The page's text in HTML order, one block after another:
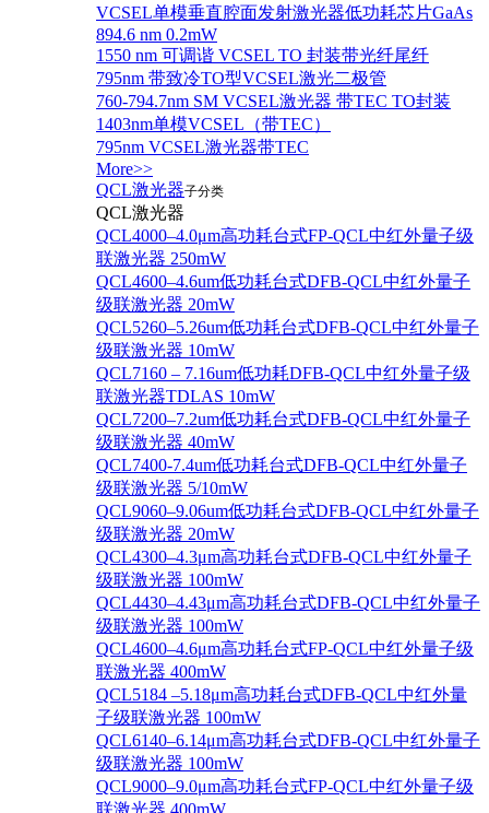
VCSEL单模垂直腔面发射激光器低功耗芯片GaAs
894.6 nm 0.2mW
1550 nm 可调谐 VCSEL TO 封装带光纤尾纤
795nm 带致冷TO型VCSEL激光二极管
760-794.7nm SM VCSEL激光器 带TEC TO封装
1403nm单模VCSEL（带TEC）
795nm VCSEL激光器带TEC
More>>
QCL激光器子分类
QCL激光器
QCL4000–4.0μm高功耗台式FP-QCL中红外量子级
联激光器 250mW
QCL4600–4.6um低功耗台式DFB-QCL中红外量子
级联激光器 20mW
QCL5260–5.26um低功耗台式DFB-QCL中红外量子
级联激光器 10mW
QCL7160 – 7.16um低功耗DFB-QCL中红外量子级
联激光器TDLAS 10mW
QCL7200–7.2um低功耗台式DFB-QCL中红外量子
级联激光器 40mW
QCL7400-7.4um低功耗台式DFB-QCL中红外量子
级联激光器 5/10mW
QCL9060–9.06um低功耗台式DFB-QCL中红外量子
级联激光器 20mW
QCL4300–4.3μm高功耗台式DFB-QCL中红外量子
级联激光器 100mW
QCL4430–4.43μm高功耗台式DFB-QCL中红外量子
级联激光器 100mW
QCL4600–4.6μm高功耗台式FP-QCL中红外量子级
联激光器 400mW
QCL5184 –5.18μm高功耗台式DFB-QCL中红外量
子级联激光器 100mW
QCL6140–6.14μm高功耗台式DFB-QCL中红外量子
级联激光器 100mW
QCL9000–9.0μm高功耗台式FP-QCL中红外量子级
联激光器 400mW